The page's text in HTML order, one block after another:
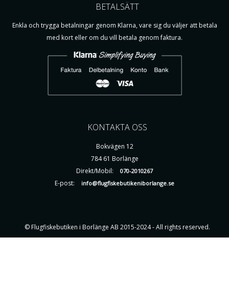
BETALSÄTT
Enkla och trygga betalningar genom Klarna, vare sig du väljer att betala
med kort eller om du vill betala genom faktura.
KONTAKTA OSS
Bokvägen 12
784 61 Borlänge
Direkt/Mobil:
070-2010267
E-post: info@flugfiskebutikeniborlange.se
© Flugfiskebutiken i Borlänge AB 2015-2024 - All rights reserved.